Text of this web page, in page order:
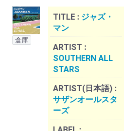
倉庫
TITLE : ジャズ・
マン
ARTIST :
SOUTHERN ALL
STARS
ARTIST(日本語) :
サザンオールスタ
ーズ